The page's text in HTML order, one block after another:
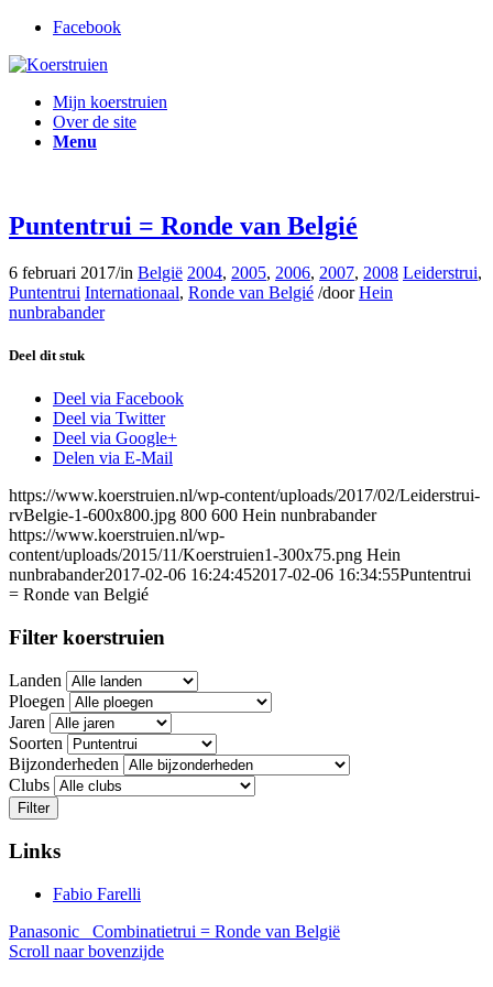
Facebook
Mijn koerstruien
Over de site
Menu
Puntentrui = Ronde van Belgié
6 februari 2017/in België 2004, 2005, 2006, 2007, 2008 Leiderstrui,
Puntentrui Internationaal, Ronde van Belgié /doorHein
nunbrabander
Deel dit stuk
Deel via Facebook
Deel via Twitter
Deel via Google+
Delen via E-Mail
https://www.koerstruien.nl/wp-content/uploads/2017/02/Leiderstrui-
rvBelgie-1-600x800.jpg 800 600 Hein nunbrabander
https://www.koerstruien.nl/wp-
content/uploads/2015/11/Koerstruien1-300x75.png Hein
nunbrabander2017-02-06 16:24:452017-02-06 16:34:55Puntentrui
= Ronde van Belgié
Filter koerstruien
Landen
Ploegen
Jaren
Soorten
Bijzonderheden
Clubs
Filter
Links
Fabio Farelli
Panasonic
Combinatietrui = Ronde van België
Scroll naar bovenzijde